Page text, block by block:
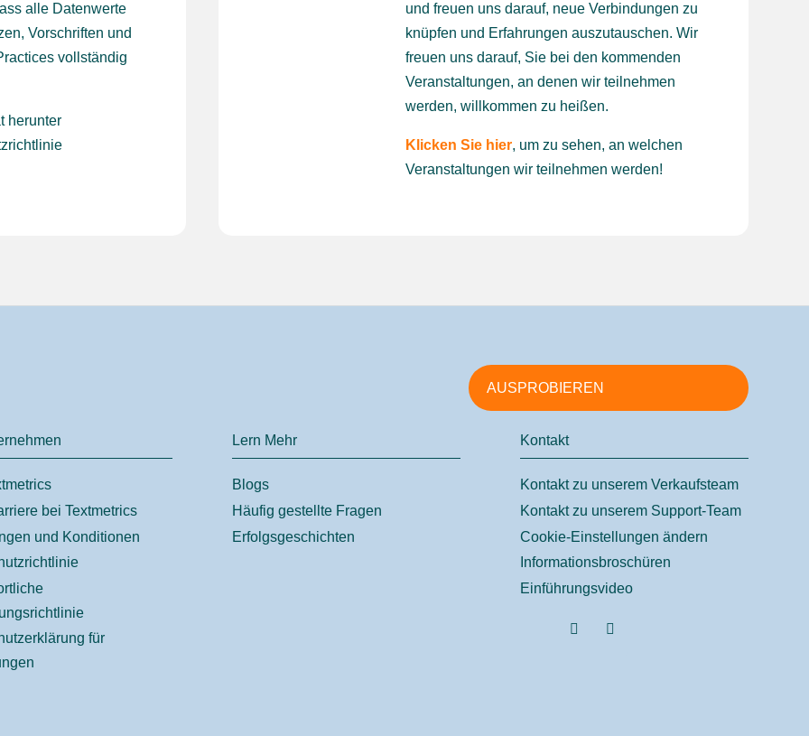
alle Datenwerte
Vorschriften und
vollständig
herunter
und freuen uns darauf, neue Verbindungen zu
knüpfen und Erfahrungen auszutauschen. Wir
freuen uns darauf, Sie bei den kommenden
Veranstaltungen, an denen wir teilnehmen
werden, willkommen zu heißen.
Klicken Sie hier, um zu sehen, an welchen
Veranstaltungen wir teilnehmen werden!
AUSPROBIEREN
bei Textmetrics
und Konditionen
für
Lern Mehr
Blogs
Häufig gestellte Fragen
Erfolgsgeschichten
Kontakt
Kontakt zu unserem Verkaufsteam
Kontakt zu unserem Support-Team
Cookie-Einstellungen ändern
Informationsbroschüren
Einführungsvideo